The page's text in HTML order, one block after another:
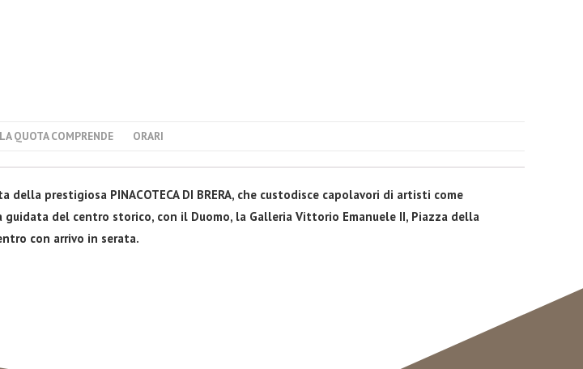
LA QUOTA COMPRENDE ORARI
prestigiosa PINACOTECA DI BRERA, che custodisce capolavori di artisti come
del centro storico, con il Duomo, la Galleria Vittorio Emanuele II, Piazza della
con arrivo in serata.